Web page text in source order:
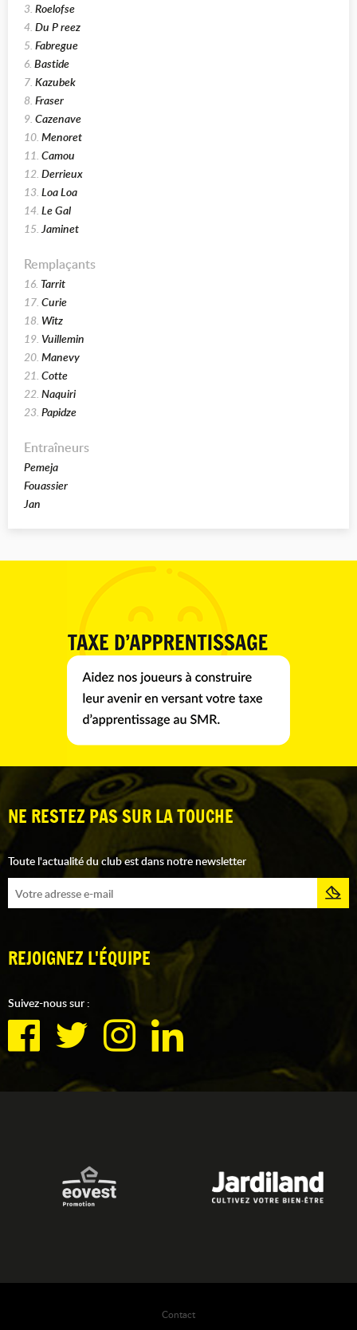
3. Roelofse
4. Du P reez
5. Fabregue
6. Bastide
7. Kazubek
8. Fraser
9. Cazenave
10. Menoret
11. Camou
12. Derrieux
13. Loa Loa
14. Le Gal
15.Jaminet
Remplaçants
16. Tarrit
17. Curie
18. Witz
19. Vuillemin
20. Manevy
21. Cotte
22. Naquiri
23. Papidze
Entraîneurs
Pemeja
Fouassier
Jan
NE RESTEZ PAS SUR LA TOUCHE
Toute l'actualité du club est dans notre newsletter
REJOIGNEZ L'ÉQUIPE
Suivez-nous sur :
Contact